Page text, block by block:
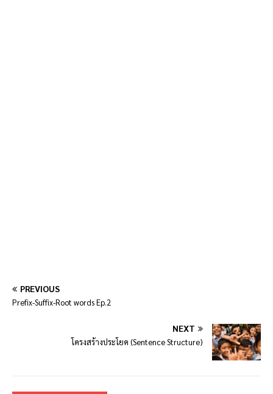
PREVIOUS
Prefix-Suffix-Root words Ep.2
NEXT
โครงสร้างประโยค (Sentence Structure)